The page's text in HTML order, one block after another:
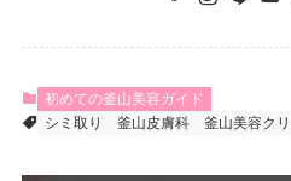
初めての釜山美容ガイド
シミ取り
釜山皮膚科 釜山美容ク